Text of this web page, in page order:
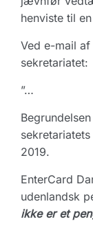
henviste til
Ved e-mail
sekretariatet:
”…
2019.
EnterCard
udenlandsk
ikke er et